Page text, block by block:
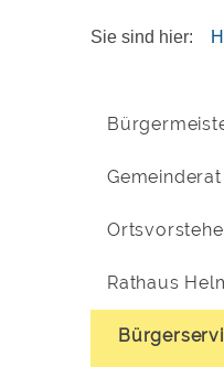
Sie sind hier:
Gemeinderat
Rathaus